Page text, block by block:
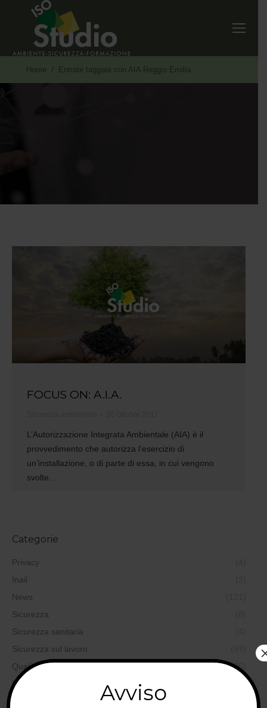
Tu sei qui:
Home Entrate taggate con AIA Reggio Emilia
FOCUS ON: A.I.A.
L’Autorizzazione Integrata Ambientale (AIA) è il
provvedimento che autorizza l’esercizio di
un’installazione, o di parte di essa, in cui vengono
svolte...
Categorie
Privacy
Inail
News
Sicurezza
Sicurezza sanitaria
Sicurezza sul lavoro
Qualità
(35)
Formazione
Avviso